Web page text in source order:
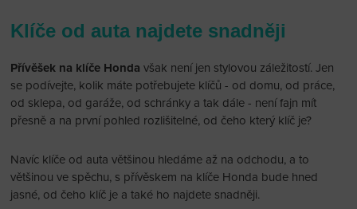
Klíče od auta najdete snadněji
Přívěšek na klíče Honda však není jen stylovou záležitostí. Jen
se podívejte, kolik máte potřebujete klíčů - od domu, od práce,
od sklepa, od garáže, od schránky a tak dále - není fajn mít
přesně a na první pohled rozlišitelné, od čeho který klíč je?
Navíc klíče od auta většinou hledáme až na odchodu, a to
většinou ve spěchu, s přívěskem na klíče Honda bude hned
jasné, od čeho klíč je a také ho najdete snadněji.